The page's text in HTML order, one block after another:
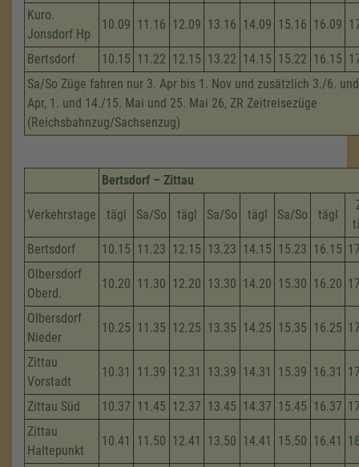
Kuro.
Jonsdorf Hp
10.09 11.16 12.09 13.16 14.09 15.16 16.09
Bertsdorf 10.15 11.22 12.15 13.22 14.15 15.22 16.15
Sa/So Züge fahren nur 3. Apr bis 1. Nov und zusätzlich 3./6.
Apr, 1. und 14./15. Mai und 25. Mai 26, ZR Zeitreisezüge
(Reichsbahnzug/Sachsenzug)
Bertsdorf – Zittau
Verkehrstage tägl Sa/So tägl Sa/So tägl Sa/So tägl
Bertsdorf
10.15 11.23 12.15 13.23 14.15 15.23 16.15
Olbersdorf
Oberd.
10.20 11.30 12.20 13.30 14.20 15.30 16.20
Olbersdorf
Nieder
10.25 11.35 12.25 13.35 14.25 15.35 16.25
Zittau
Vorstadt
10.31 11.39 12.31 13.39 14.31 15.39 16.31
Zittau Süd 10.37 11.45 12.37 13.45 14.37 15.45 16.37
Zittau
Haltepunkt
10.41 11.50 12.41 13.50 14.41 15.50 16.41